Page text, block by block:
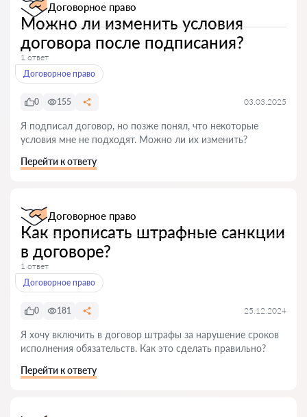
Договорное право
Можно ли изменить условия
договора после подписания?
1 ответ
Договорное право
0 155 03.03.2025
Я подписал договор, но позже понял, что некоторые
условия мне не подходят. Можно ли их изменить?
Перейти к ответу
Договорное право
Как прописать штрафные санкции
в договоре?
1 ответ
Договорное право
0 181 25.12.2024
Я хочу включить в договор штрафы за нарушение сроков
исполнения обязательств. Как это сделать правильно?
Перейти к ответу